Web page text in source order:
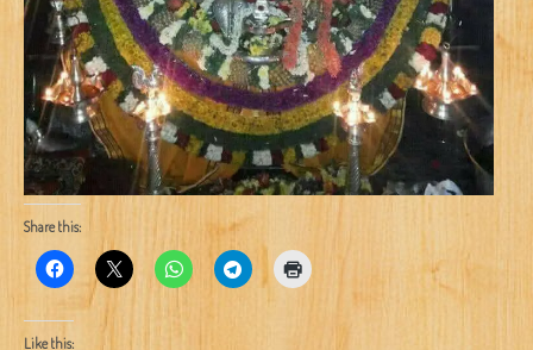
Share this:
Like this: